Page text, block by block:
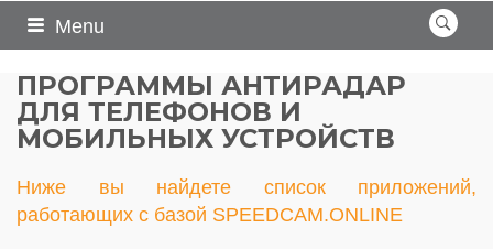
Menu
ПРОГРАММЫ АНТИРАДАР
ДЛЯ ТЕЛЕФОНОВ И
МОБИЛЬНЫХ УСТРОЙСТВ
Ниже вы найдете список приложений,
работающих с базой SPEEDCAM.ONLINE